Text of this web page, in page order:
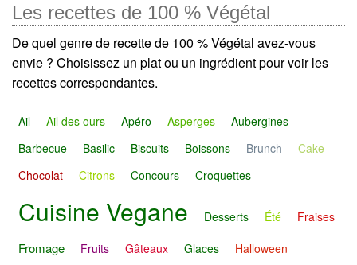
Les recettes de 100 % Végétal
De quel genre de recette de 100 % Végétal avez-vous
envie ? Choisissez un plat ou un ingrédient pour voir les
recettes correspondantes.
Ail Ail des ours Apéro Asperges
Aubergines
Barbecue
Basilic Biscuits Boissons Brunch
Cake
Chocolat
Citrons Concours Croquettes
Cuisine Vegane Desserts Été Fraises
Fromage Fruits Gâteaux Glaces
Halloween